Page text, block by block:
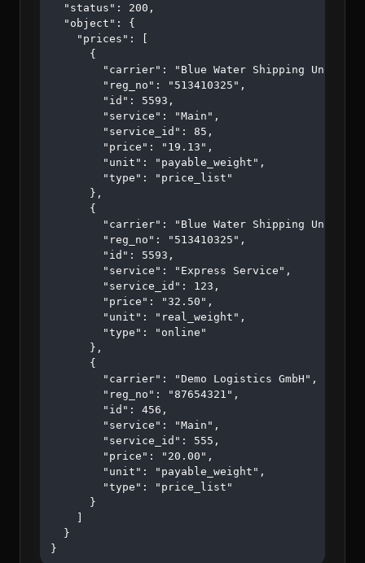
  "status": 200,
  "object": {
    "prices": [
      {
"carrier": "Blue Water Shipping
        "reg_no": "513410325",
        "id": 5593,
        "service": "Main",
        "service_id": 85,
        "price": "19.13",
        "unit": "payable_weight",
        "type": "price_list"
      },
      {
"carrier": "Blue Water Shipping
        "reg_no": "513410325",
        "id": 5593,
        "service": "Express Service",
        "service_id": 123,
        "price": "32.50",
        "unit": "real_weight",
        "type": "online"
      },
      {
        "carrier": "Demo Logistics GmbH",
        "reg_no": "87654321",
        "id": 456,
        "service": "Main",
        "service_id": 555,
        "price": "20.00",
        "unit": "payable_weight",
        "type": "price_list"
      }
  }
}